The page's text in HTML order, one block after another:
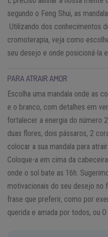
segundo o Feng Shui, as
Utilizando dos conhecimentos
cromoterapia, veja como
seu desejo e onde posicioná-la
PARA ATRAIR AMOR
Escolha uma mandala onde as
e o branco, com detalhes em
fortalecer a energia do número
duas flores, dois pássaros, 2
colocar a sua mandala para
Coloque-a em cima da
onde o sol bate as 16h.
motivacionais do seu desejo no
frase que preferir, como por
querida e amada por todos, ou